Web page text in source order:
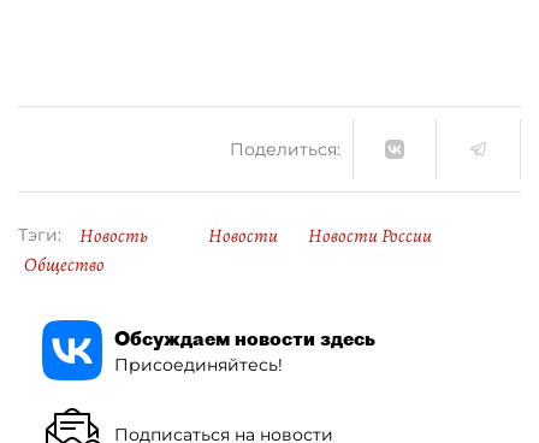
Поделиться:
Тэги: Новость Новости
Новости России
Общество
Обсуждаем новости здесь
Присоединяйтесь!
Подписаться на новости